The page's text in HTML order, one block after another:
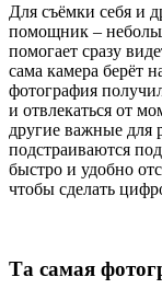
Для съёмки себя и
помощник –
помогает сразу
сама камера берёт
фотография
и отвлекаться от
другие важные для
подстраиваются
быстро и удобно
чтобы сделать
Та самая